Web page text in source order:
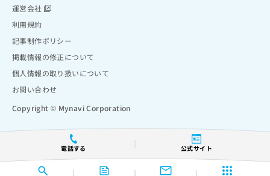
電話する 公式サイト
運営会社
利用規約
記事制作ポリシー
掲載情報の修正について
個人情報の取り扱いについて
お問い合わせ
Copyright © Mynavi Corporation